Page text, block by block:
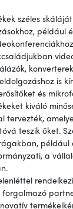
széles
például
is
és
kiváló
tervezték,
teszik őket.
például
a